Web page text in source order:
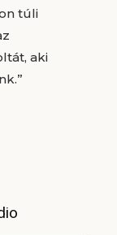
túli
aki